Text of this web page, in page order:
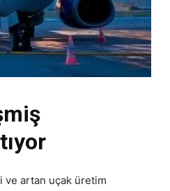
ve artan uçak üretim